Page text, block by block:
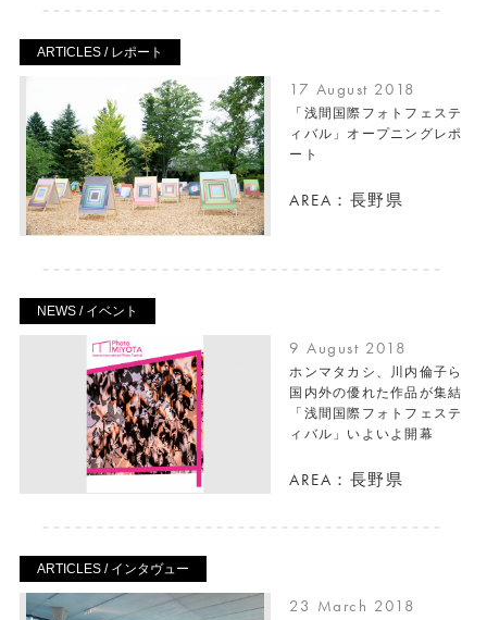
ARTICLES / レポート
17 August 2018
「浅間国際フォトフェステ
ィバル」オープニングレポ
ート
AREA：長野県
NEWS / イベント
9 August 2018
ホンマタカシ、川内倫子ら
国内外の優れた作品が集結
「浅間国際フォトフェステ
ィバル」いよいよ開幕
AREA：長野県
ARTICLES / インタヴュー
23 March 2018